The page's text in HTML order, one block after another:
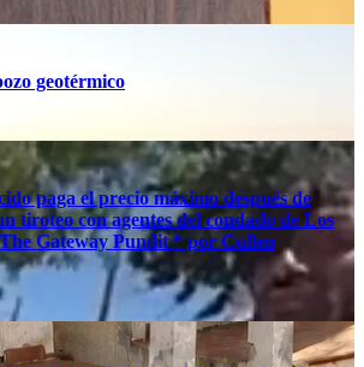
geotérmico
paga el precio máximo después de
tiroteo con agentes del condado de Los
Gateway Pundit * por Cullen